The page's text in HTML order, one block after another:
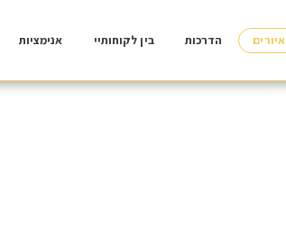
איורים הדרכות בין לקוחותיי אנימציות